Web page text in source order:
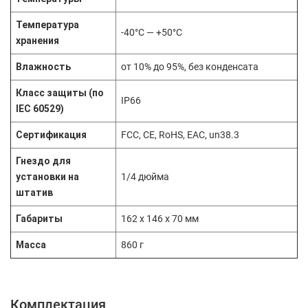
Температура
хранения
-40°C — +50°C
Влажность от 10% до 95%, без конденсата
Класс защиты (по
IEC 60529)
IP66
Сертификация FCC, CE, RoHS, EAC, un38.3
Гнездо для
установки на
штатив
1/4 дюйма
Габариты 162 x 146 x 70 мм
Масса 860 г